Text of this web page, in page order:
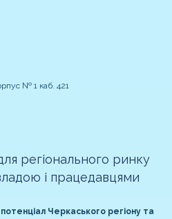
№ 1 каб. 421
регіонального ринку
і працедавцями
Черкаського регіону та